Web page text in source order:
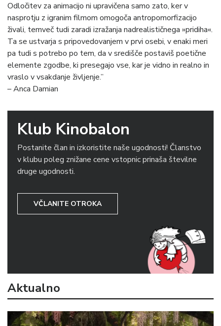
Odločitev za animacijo ni upravičena samo zato, ker v
nasprotju z igranim filmom omogoča antropomorfizacijo
živali, temveč tudi zaradi izražanja nadrealističnega »pridiha«.
Ta se ustvarja s pripovedovanjem v prvi osebi, v enaki meri
pa tudi s potrebo po tem, da v središče postaviš poetične
elemente zgodbe, ki presegajo vse, kar je vidno in realno in
vraslo v vsakdanje življenje.”
– Anca Damian
Klub Kinobalon
Postanite član in izkoristite naše ugodnosti! Članstvo
v klubu poleg znižane cene vstopnic prinaša številne
druge ugodnosti.
VČLANITE OTROKA
Aktualno